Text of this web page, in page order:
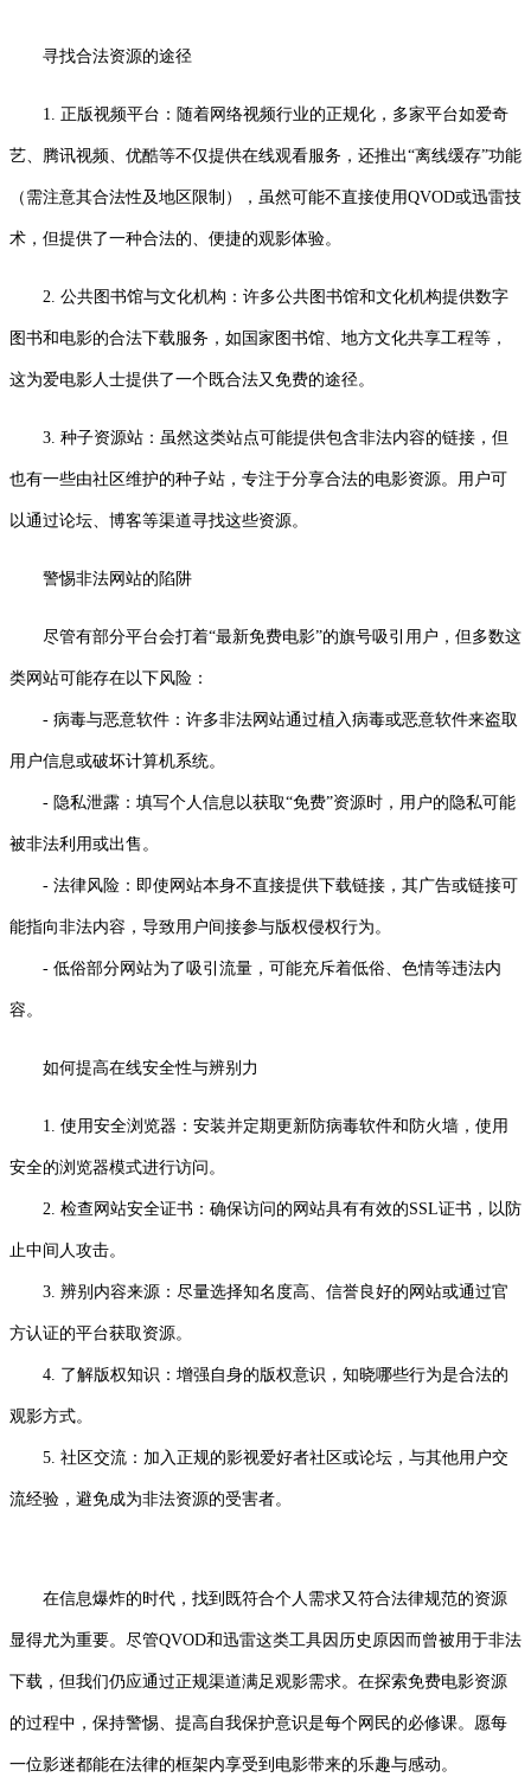
寻找合法资源的途径
1. 正版视频平台：随着网络视频行业的正规化，多家平台如爱奇
艺、腾讯视频、优酷等不仅提供在线观看服务，还推出“离线缓存”功能
（需注意其合法性及地区限制），虽然可能不直接使用QVOD或迅雷技
术，但提供了一种合法的、便捷的观影体验。
2. 公共图书馆与文化机构：许多公共图书馆和文化机构提供数字
图书和电影的合法下载服务，如国家图书馆、地方文化共享工程等，
这为爱电影人士提供了一个既合法又免费的途径。
3. 种子资源站：虽然这类站点可能提供包含非法内容的链接，但
也有一些由社区维护的种子站，专注于分享合法的电影资源。用户可
以通过论坛、博客等渠道寻找这些资源。
警惕非法网站的陷阱
尽管有部分平台会打着“最新免费电影”的旗号吸引用户，但多数这
类网站可能存在以下风险：
- 病毒与恶意软件：许多非法网站通过植入病毒或恶意软件来盗取
用户信息或破坏计算机系统。
- 隐私泄露：填写个人信息以获取“免费”资源时，用户的隐私可能
被非法利用或出售。
- 法律风险：即使网站本身不直接提供下载链接，其广告或链接可
能指向非法内容，导致用户间接参与版权侵权行为。
- 低俗部分网站为了吸引流量，可能充斥着低俗、色情等违法内
容。
如何提高在线安全性与辨别力
1. 使用安全浏览器：安装并定期更新防病毒软件和防火墙，使用
安全的浏览器模式进行访问。
2. 检查网站安全证书：确保访问的网站具有有效的SSL证书，以防
止中间人攻击。
3. 辨别内容来源：尽量选择知名度高、信誉良好的网站或通过官
方认证的平台获取资源。
4. 了解版权知识：增强自身的版权意识，知晓哪些行为是合法的
观影方式。
5. 社区交流：加入正规的影视爱好者社区或论坛，与其他用户交
流经验，避免成为非法资源的受害者。
在信息爆炸的时代，找到既符合个人需求又符合法律规范的资源
显得尤为重要。尽管QVOD和迅雷这类工具因历史原因而曾被用于非法
下载，但我们仍应通过正规渠道满足观影需求。在探索免费电影资源
的过程中，保持警惕、提高自我保护意识是每个网民的必修课。愿每
一位影迷都能在法律的框架内享受到电影带来的乐趣与感动。